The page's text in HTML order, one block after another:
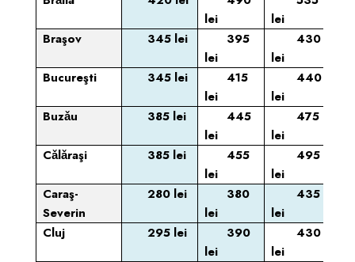
lei
lei
Braşov
345 lei
395
lei
430
lei
Bucureşti
345 lei
415
lei
440
lei
Buzǎu
385 lei
445
lei
475
lei
Cǎlǎraşi
385 lei
455
lei
495
lei
Caraş-
Severin
280 lei
380
lei
435
lei
Cluj
295 lei
390
lei
430
lei